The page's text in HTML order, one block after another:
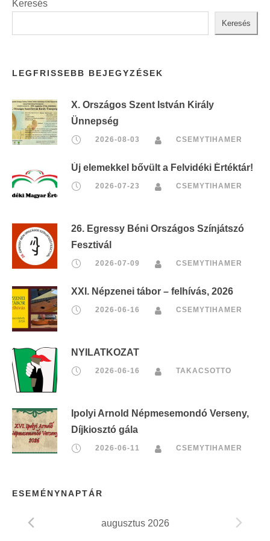
Keresés
Keresés
LEGFRISSEBB BEJEGYZÉSEK
X. Országos Szent István Király
Ünnepség
2026-08-03 CSEMYTIHAMER
Új elemekkel bővült a Felvidéki Értéktár!
2026-07-23 CSEMYTIHAMER
26. Egressy Béni Országos Színjátszó
Fesztivál
2026-07-09 CSEMYTIHAMER
XXI. Népzenei tábor – felhívás, 2026
2026-06-16 CSEMYTIHAMER
NYILATKOZAT
2026-06-16 TAKACSOTTO
Ipolyi Arnold Népmesemondó Verseny,
Díjkiosztó gála
2026-06-11 CSEMYTIHAMER
ESEMÉNYNAPTÁR
augusztus 2026